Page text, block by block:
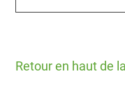
Retour en haut de